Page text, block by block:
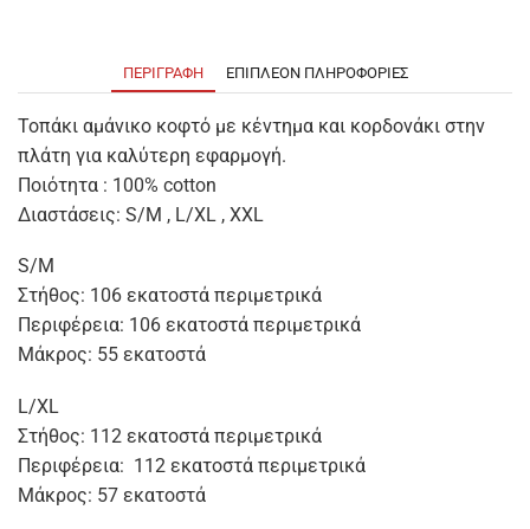
ΠΕΡΙΓΡΑΦΉ ΕΠΙΠΛΈΟΝ ΠΛΗΡΟΦΟΡΊΕΣ
Τοπάκι αμάνικο κοφτό με κέντημα και κορδονάκι στην
πλάτη για καλύτερη εφαρμογή.
Ποιότητα : 100% cotton
Διαστάσεις: S/M , L/XL , XXL
S/M
Στήθος: 106 εκατοστά περιμετρικά
Περιφέρεια: 106 εκατοστά περιμετρικά
Μάκρος: 55 εκατοστά
L/XL
Στήθος: 112 εκατοστά περιμετρικά
Περιφέρεια: 112 εκατοστά περιμετρικά
Μάκρος: 57 εκατοστά